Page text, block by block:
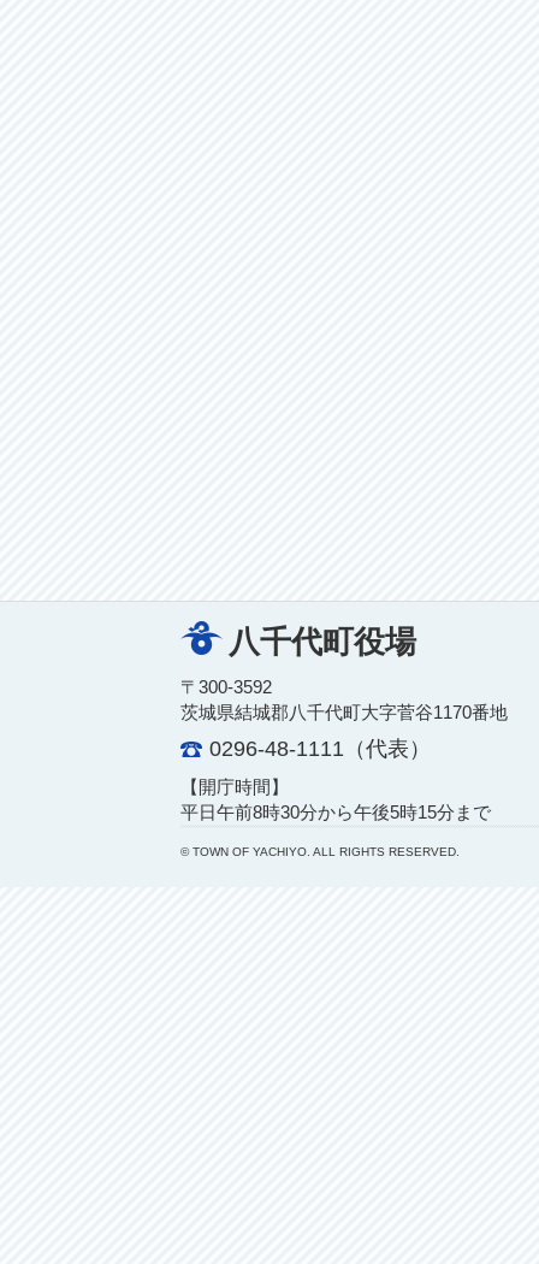
八千代町役場
〒300-3592
茨城県結城郡八千代町大字菅谷1170番地
0296-48-1111（代表）
【開庁時間】
平日午前8時30分から午後5時15分まで
© TOWN OF YACHIYO. ALL RIGHTS RESERVED.